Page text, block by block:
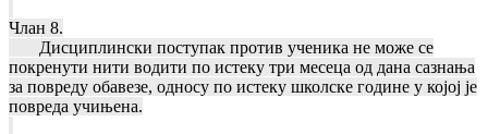
Члан 8.
Дисциплински поступак против ученика не може се
покренути нити водити по истеку три месеца од дана сазнања
за повреду обавезе, односу по истеку школске године у којој је
повреда учињена.